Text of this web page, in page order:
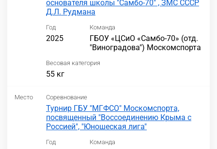
основателя школы "Самбо-70" , ЗМС СССР
Д.Л. Рудмана
Год
2025
Команда
ГБОУ «ЦСиО «Самбо-70» (отд.
"Виноградова") Москомспорта
Весовая категория
55 кг
Место Соревнование
Турнир ГБУ "МГФСО" Москомспорта,
посвященный "Воссоединению Крыма с
Россией", "Юношеская лига"
Год Команда